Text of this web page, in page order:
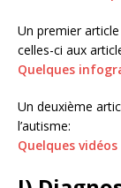
Un premier
celles-ci aux
Quelques
Un deuxième
l’autisme:
Quelques